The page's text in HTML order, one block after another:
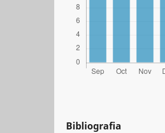
Bibliografia